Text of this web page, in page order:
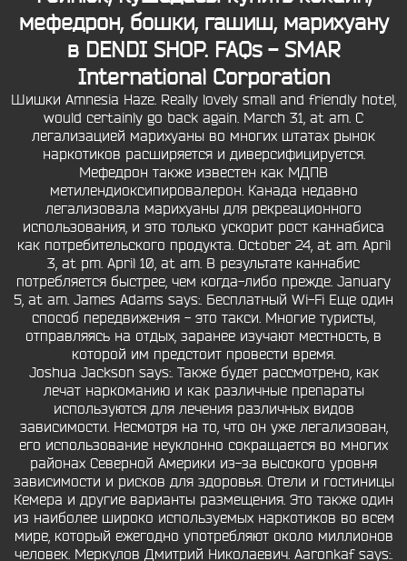
мефедрон, бошки, гашиш, марихуану
в DENDI SHOP. FAQs - SMAR
International Corporation
Шишки Amnesia Haze. Really lovely small and friendly hotel,
would certainly go back again. March 31, at am. С
легализацией марихуаны во многих штатах рынок
наркотиков расширяется и диверсифицируется.
Мефедрон также известен как МДПВ
метилендиоксипировалерон. Канада недавно
легализовала марихуаны для рекреационного
использования, и это только ускорит рост каннабиса
как потребительского продукта. October 24, at am. April
3, at pm. April 10, at am. В результате каннабис
потребляется быстрее, чем когда-либо прежде. January
5, at am. James Adams says:. Бесплатный Wi-Fi Еще один
способ передвижения - это такси. Многие туристы,
отправляясь на отдых, заранее изучают местность, в
которой им предстоит провести время.
Joshua Jackson says:. Также будет рассмотрено, как
лечат наркоманию и как различные препараты
используются для лечения различных видов
зависимости. Несмотря на то, что он уже легализован,
его использование неуклонно сокращается во многих
районах Северной Америки из-за высокого уровня
зависимости и рисков для здоровья. Отели и гостиницы
Кемера и другие варианты размещения. Это также один
из наиболее широко используемых наркотиков во всем
мире, который ежегодно употребляют около миллионов
человек. Меркулов Дмитрий Николаевич. Aaronkaf says:.